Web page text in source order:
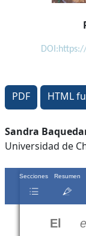
PDF HTML
Contenido
principal
del
artículo
Sandra
Universidad de